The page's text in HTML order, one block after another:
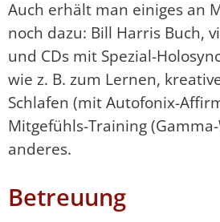
Auch erhält man einiges an
noch dazu: Bill Harris Buch,
und CDs mit Spezial-
wie z. B. zum Lernen,
Schlafen (mit Autofonix-
Mitgefühls-Training
anderes.
Betreuung